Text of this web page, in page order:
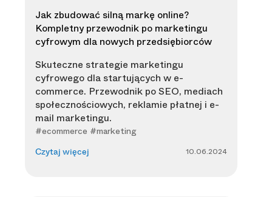
Jak zbudować silną markę online?
Kompletny przewodnik po marketingu
cyfrowym dla nowych przedsiębiorców
Skuteczne strategie marketingu
cyfrowego dla startujących w e-
commerce. Przewodnik po SEO, mediach
społecznościowych, reklamie płatnej i e-
mail marketingu.
#ecommerce #marketing
Czytaj więcej 10.06.2024